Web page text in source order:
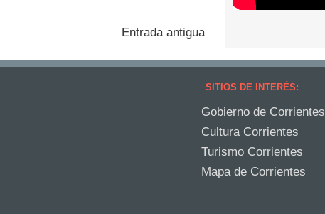
Entrada antigua
SITIOS DE INTERÉS:
Gobierno de Corrientes
Cultura Corrientes
Turismo Corrientes
Mapa de Corrientes